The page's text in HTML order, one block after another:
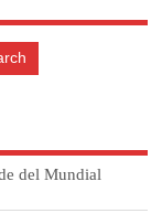
del Mundial